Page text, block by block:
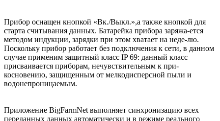
Прибор оснащен кнопкой «Вк./Выкл.»,а также кнопкой для
старта считывания данных. Батарейка прибора заряжа-ется
методом индукции, зарядки при этом хватает на неде-лю.
Поскольку прибор работает без подключения к сети, в данном
случае применим защитный класс IP 69: данный класс
присваивается приборам, нечувствительным к при-
косновению, защищенным от мелкодисперсной пыли и
водонепроницаемым.
Приложение BigFarmNet выполняет синхронизацию всех
переданных данных автоматически и в режиме реального